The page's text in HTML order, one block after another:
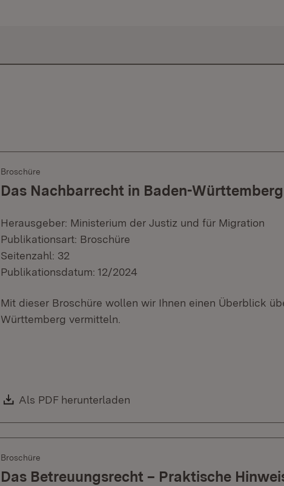
Broschüre
Das Nachbarrecht in Baden-Württemberg
Herausgeber: Ministerium der Justiz und für Migration
Publikationsart: Broschüre
Seitenzahl: 32
Publikationsdatum: 12/2024
Mit dieser Broschüre wollen wir Ihnen einen Überblick
Württemberg vermitteln.
Download:
Als PDF herunterladen
Broschüre
Das Betreuungsrecht – Praktische